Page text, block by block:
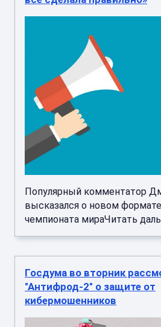
Популярный комментатор
высказался о новом
чемпионата мираЧитать
Госдума во вторник
"Антифрод-2" о защите от
кибермошенников